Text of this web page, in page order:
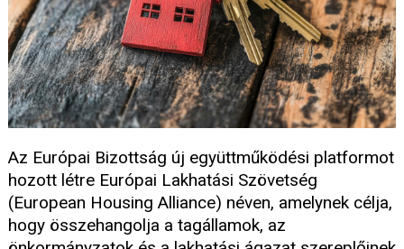
Az Európai Bizottság új együttműködési platformot
hozott létre Európai Lakhatási Szövetség
(European Housing Alliance) néven, amelynek célja,
hogy összehangolja a tagállamok, az